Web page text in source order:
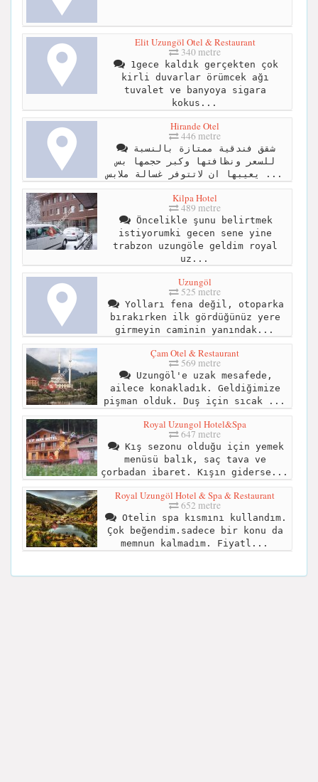
Elit Uzungöl Otel & Restaurant
340 metre
1gece kaldık gerçekten çok
kirli duvarlar örümcek ağı
tuvalet ve banyoya sigara
kokus...
Hirande Otel
446 metre
شقق فندقية ممتازة بالنسبة
للسعر ونظافتها وكبر حجمها بس
يعيبها ان لاتتوفر غسالة ملابس ...
Kilpa Hotel
489 metre
Öncelikle şunu belirtmek
istiyorumki gecen sene yine
trabzon uzungöle geldim royal
uz...
Uzungöl
525 metre
Yolları fena değil, otoparka
bırakırken ilk gördüğünüz yere
girmeyin caminin yanındak...
Çam Otel & Restaurant
569 metre
Uzungöl'e uzak mesafede,
ailece konakladık. Geldiğimize
pişman olduk. Duş için sıcak ...
Royal Uzungol Hotel&Spa
647 metre
Kış sezonu olduğu için yemek
menüsü balık, saç tava ve
çorbadan ibaret. Kışın giderse...
Royal Uzungöl Hotel & Spa & Restaurant
652 metre
Otelin spa kısmını kullandım.
Çok beğendim.sadece bir konu da
memnun kalmadım. Fiyatl...